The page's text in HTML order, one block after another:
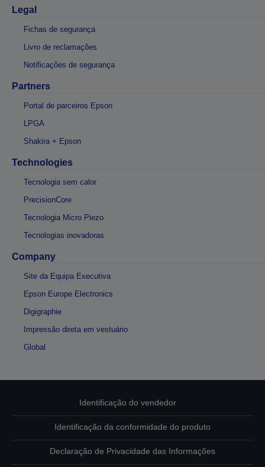
Legal
Fichas de segurança
Livro de reclamações
Notificações de segurança
Partners
Portal de parceiros Epson
LPGA
Shakira + Epson
Technologies
Tecnologia sem calor
PrecisionCore
Tecnologia Micro Piezo
Tecnologias inovadoras
Company
Site da Equipa Executiva
Epson Europe Electronics
Digigraphie
Impressão direta em vestuário
Global
Identificação do vendedor
Identificação da conformidade do produto
Declaração de Privacidade das Informações